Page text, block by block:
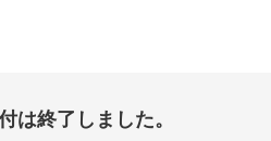
は終了しました。